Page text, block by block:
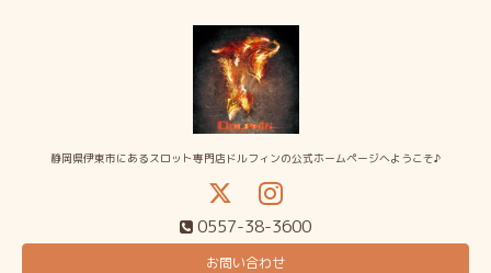
静岡県伊東市にあるスロット専門店ドルフィンの公式ホームページへようこそ♪
0557-38-3600
お問い合わせ